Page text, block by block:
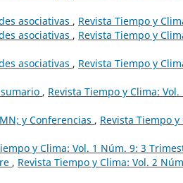
asociativas , Revista Tiempo y
asociativas , Revista Tiempo y
asociativas , Revista Tiempo y
, Revista Tiempo y Clima:
y Conferencias , Revista Tiempo
y Clima: Vol. 1 Núm. 9: 3
, Revista Tiempo y Clima: Vol. 2